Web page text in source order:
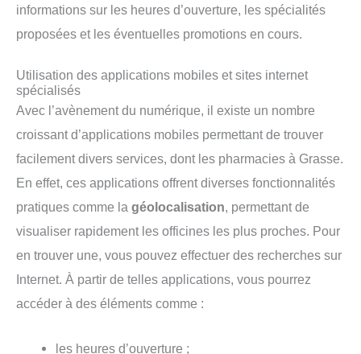
informations sur les heures d’ouverture, les spécialités
proposées et les éventuelles promotions en cours.
Utilisation des applications mobiles et sites internet
spécialisés
Avec l’avènement du numérique, il existe un nombre
croissant d’applications mobiles permettant de trouver
facilement divers services, dont les pharmacies à Grasse.
En effet, ces applications offrent diverses fonctionnalités
pratiques comme la géolocalisation, permettant de
visualiser rapidement les officines les plus proches. Pour
en trouver une, vous pouvez effectuer des recherches sur
Internet. À partir de telles applications, vous pourrez
accéder à des éléments comme :
les heures d’ouverture ;